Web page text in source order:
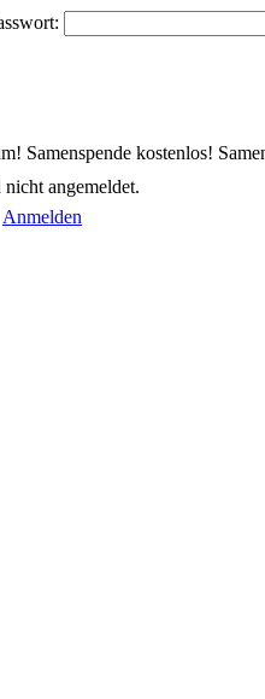
Samenspende kostenlos!
nicht angemeldet.
Anmelden